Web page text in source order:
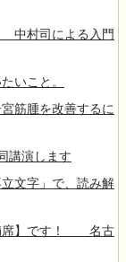
村司による入門
いこと。
筋腫を改善するに
講演します
文字」で、読み解
席】です！ 名古